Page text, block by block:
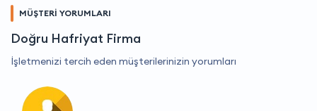
MÜŞTERİ YORUMLARI
Doğru Hafriyat Firma
İşletmenizi tercih eden müşterilerinizin yorumları